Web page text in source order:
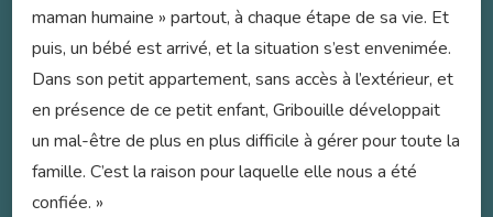
maman humaine » partout, à chaque étape de sa vie. Et
puis, un bébé est arrivé, et la situation s’est envenimée.
Dans son petit appartement, sans accès à l’extérieur, et
en présence de ce petit enfant, Gribouille développait
un mal-être de plus en plus difficile à gérer pour toute la
famille. C’est la raison pour laquelle elle nous a été
confiée. »